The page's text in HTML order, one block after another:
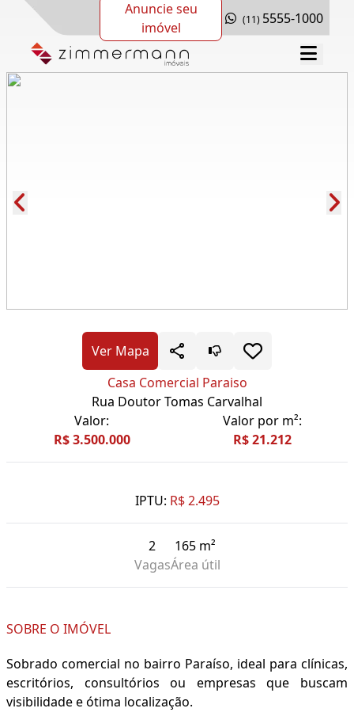
Anuncie seu
imóvel
(11) 5555-1000
Ver Mapa
Casa Comercial Paraiso
Rua Doutor Tomas Carvalhal
Valor:
R$ 3.500.000
Valor por m²:
R$ 21.212
IPTU: R$ 2.495
2
Vagas
165 m²
Área útil
SOBRE O IMÓVEL
Sobrado comercial no bairro Paraíso, ideal para clínicas,
escritórios, consultórios ou empresas que buscam
visibilidade e ótima localização.